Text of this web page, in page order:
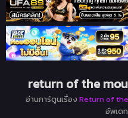
return of the
อ่านการ์ตูนเรื่อง Return of
อัพเด